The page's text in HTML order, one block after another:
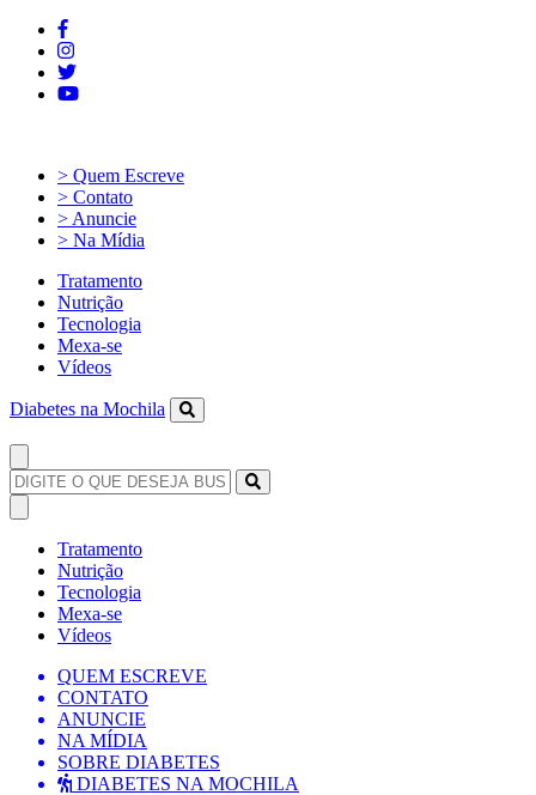
> Quem Escreve
> Contato
> Anuncie
> Na Mídia
Tratamento
Nutrição
Tecnologia
Mexa-se
Vídeos
Diabetes na Mochila
Tratamento
Nutrição
Tecnologia
Mexa-se
Vídeos
QUEM ESCREVE
CONTATO
ANUNCIE
NA MÍDIA
SOBRE DIABETES
DIABETES NA MOCHILA